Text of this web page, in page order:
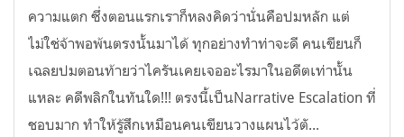
ความแตก ซึ่งตอนแรกเราก็หลงคิดว่านั่นคือปมหลัก แต่
ไม่ใช่จ้าพอพ้นตรงนั้นมาได้ ทุกอย่างทำท่าจะดี คนเขียนก็
เฉลยปมตอนท้ายว่าไครันเคยเจออะไรมาในอดีตเท่านั้น
แหละ คดีพลิกในทันใด!!! ตรงนี้เป็นNarrative Escalation ที่
ชอบมาก ทำให้รู้สึกเหมือนคนเขียนวางแผนไว้ตั...